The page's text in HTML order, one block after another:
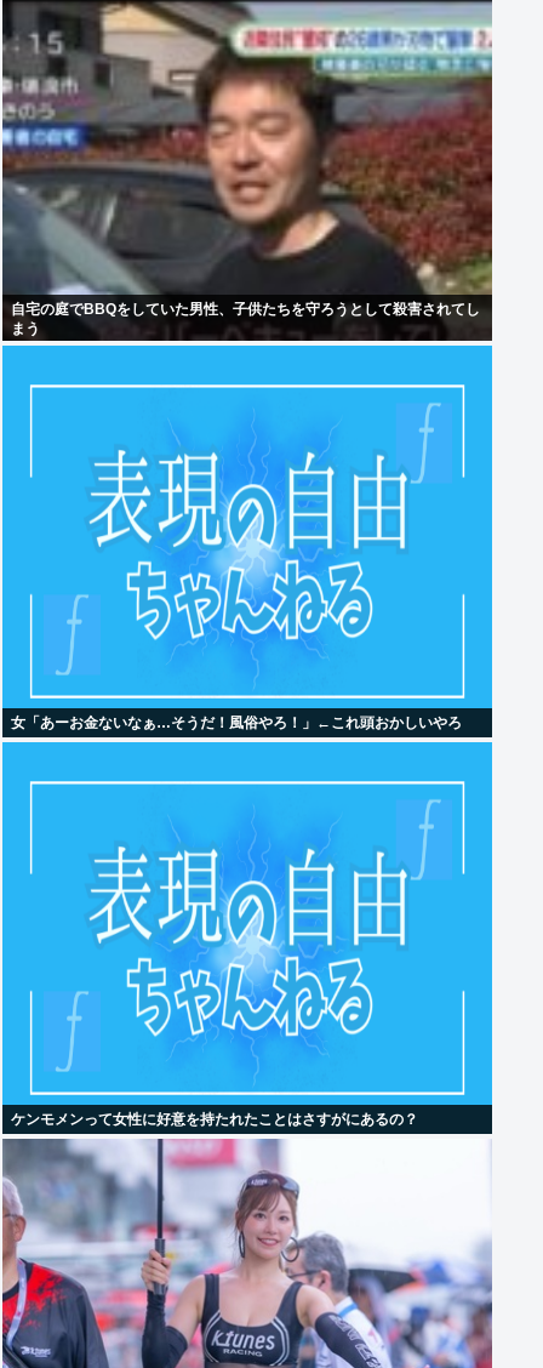
自宅の庭でBBQをしていた男性、子供たちを守ろうとして殺害されてし
まう
女「あーお金ないなぁ…そうだ！風俗やろ！」←これ頭おかしいやろ
ケンモメンって女性に好意を持たれたことはさすがにあるの？